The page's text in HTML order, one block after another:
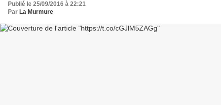
Publié le 25/09/2016 à 22:21
Par La Murmure